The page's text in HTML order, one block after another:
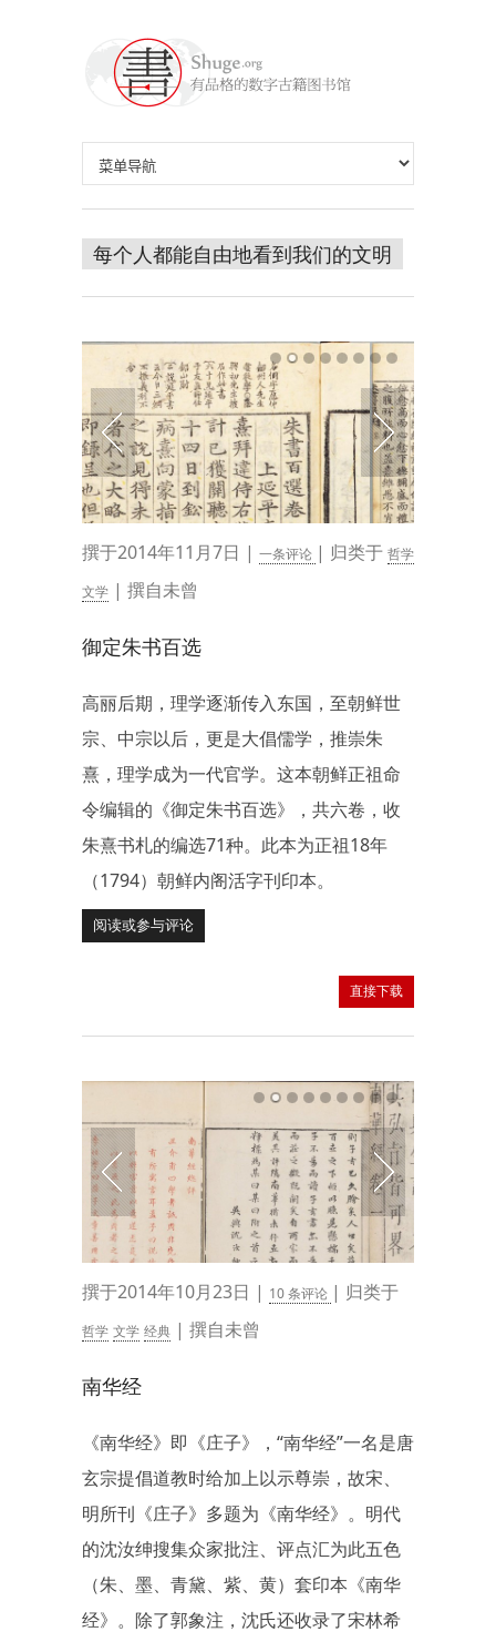
每个人都能自由地看到我们的文明
撰于2014年11月7日 | 一条评论 | 归类于 哲学
文学 | 撰自未曾
御定朱书百选
高丽后期，理学逐渐传入东国，至朝鲜世
宗、中宗以后，更是大倡儒学，推崇朱
熹，理学成为一代官学。这本朝鲜正祖命
令编辑的《御定朱书百选》，共六卷，收
朱熹书札的编选71种。此本为正祖18年
（1794）朝鲜内阁活字刊印本。
阅读或参与评论
直接下载
撰于2014年10月23日 | 10 条评论 | 归类于
哲学 文学 经典 | 撰自未曾
南华经
《南华经》即《庄子》，“南华经”一名是唐
玄宗提倡道教时给加上以示尊崇，故宋、
明所刊《庄子》多题为《南华经》。明代
的沈汝绅搜集众家批注、评点汇为此五色
（朱、墨、青黛、紫、黄）套印本《南华
经》。除了郭象注，沈氏还收录了宋林希